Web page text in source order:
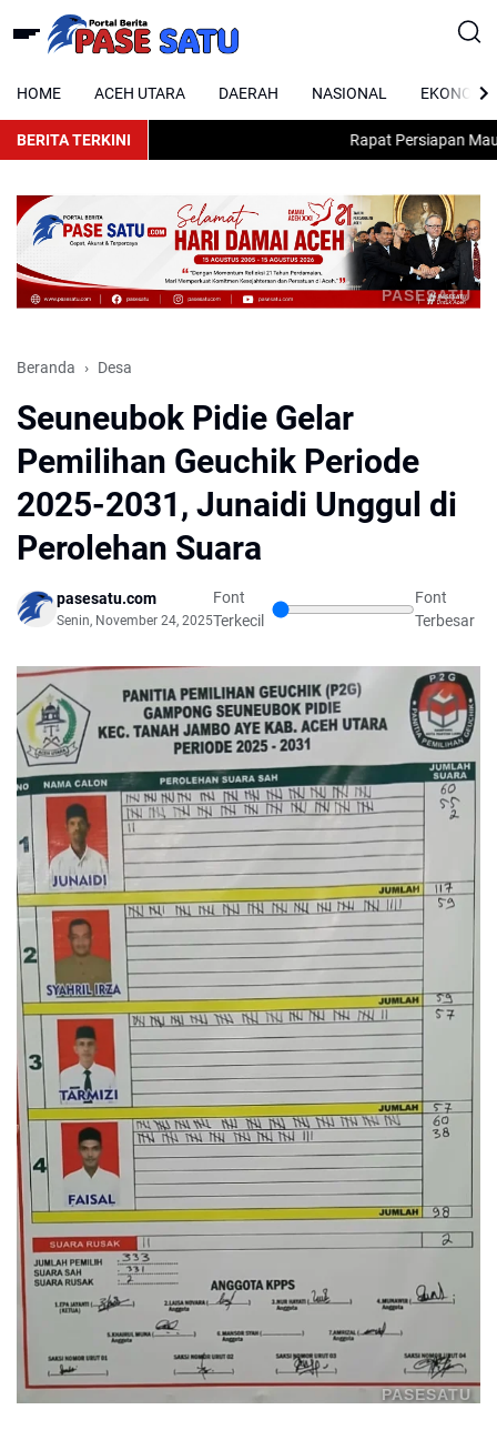
HOME ACEH UTARA DAERAH NASIONAL EKONOMI
BERITA TERKINI Rapat Persiapan Maulid
PASESATU
Beranda Desa
Seuneubok Pidie Gelar
Pemilihan Geuchik Periode
2025-2031, Junaidi Unggul di
Perolehan Suara
pasesatu.com
Senin, November 24, 2025
Font
Terkecil
Font
Terbesar
PASESATU